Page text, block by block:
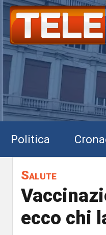
Politica
Salute
ecco chi